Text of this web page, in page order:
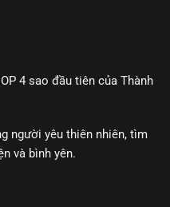
4 sao đầu tiên của Thành
người yêu thiên nhiên, tìm
và bình yên.